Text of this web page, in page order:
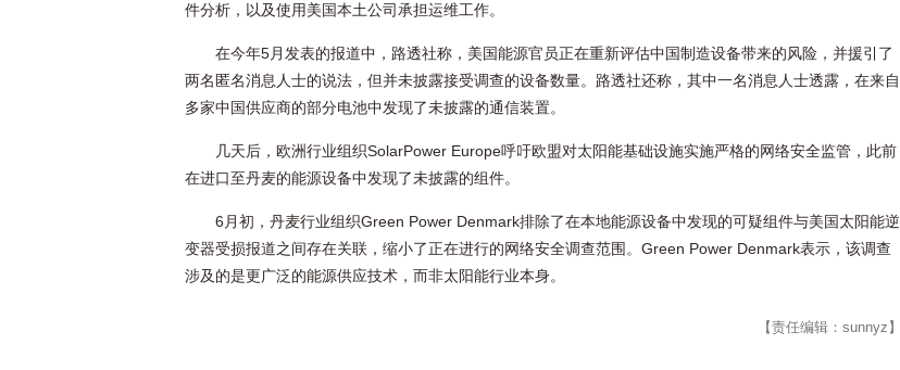
件分析，以及使用美国本土公司承担运维工作。
在今年5月发表的报道中，路透社称，美国能源官员正在重新评估中国制造设备带来的风险，并援引了
两名匿名消息人士的说法，但并未披露接受调查的设备数量。路透社还称，其中一名消息人士透露，在来自
多家中国供应商的部分电池中发现了未披露的通信装置。
几天后，欧洲行业组织SolarPower Europe呼吁欧盟对太阳能基础设施实施严格的网络安全监管，此前
在进口至丹麦的能源设备中发现了未披露的组件。
6月初，丹麦行业组织Green Power Denmark排除了在本地能源设备中发现的可疑组件与美国太阳能逆
变器受损报道之间存在关联，缩小了正在进行的网络安全调查范围。Green Power Denmark表示，该调查
涉及的是更广泛的能源供应技术，而非太阳能行业本身。
【责任编辑：sunnyz】